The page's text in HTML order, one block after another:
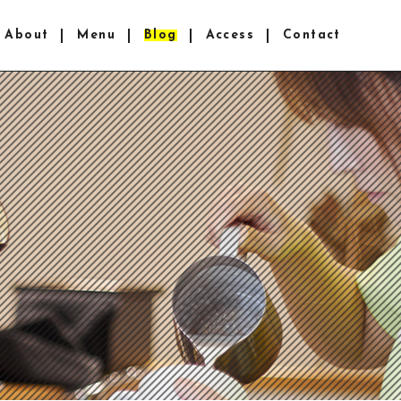
About Menu Blog Access Contact